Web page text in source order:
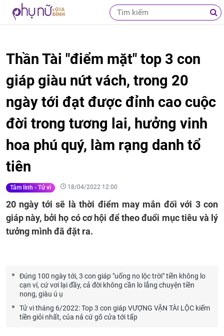
Thần Tài "điểm mặt" top 3 con
giáp giàu nứt vách, trong 20
ngày tới đạt được đỉnh cao cuộc
đời trong tương lai, hưởng vinh
hoa phú quý, làm rạng danh tổ
tiên
Tâm linh - Tử vi 18/04/2022 12:00
20 ngày tới sẽ là thời điểm may mắn đối với 3 con
giáp này, bởi họ có cơ hội để theo đuổi mục tiêu và lý
tưởng mình đã đặt ra.
Đúng 100 ngày tới, 3 con giáp "uống no lộc trời" tiền không lo
cạn ví, cứ vơi lại đầy, cả đời không cần lo lắng chuyện tiền
nong, giàu ú ụ
Tử vi tháng 6/2022: Top 3 con giáp VƯỢNG VẬN TÀI LỘC kiếm
tiền giỏi nhất, của nả cứ gõ cửa tới tấp